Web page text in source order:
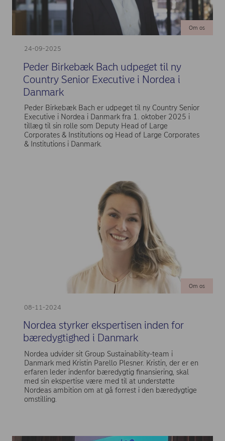
24-09-2025
Om os
Peder Birkebæk Bach udpeget til ny
Country Senior Executive i Nordea i
Danmark
Peder Birkebæk Bach er udpeget til ny Country Senior
Executive i Nordea i Danmark fra 1. oktober 2025 i
tillæg til sin rolle som Deputy Head of Large
Corporates & Institutions og Head of Large Corporates
& Institutions i Danmark.
08-11-2024
Om os
Nordea styrker ekspertisen inden for
bæredygtighed i Danmark
Nordea udvider sit Group Sustainability-team i
Danmark med Kristin Parello Plesner. Kristin, der er en
erfaren leder indenfor bæredygtig finansiering, skal
med sin ekspertise være med til at understøtte
Nordeas ambition om at gå forrest i den bæredygtige
omstilling.